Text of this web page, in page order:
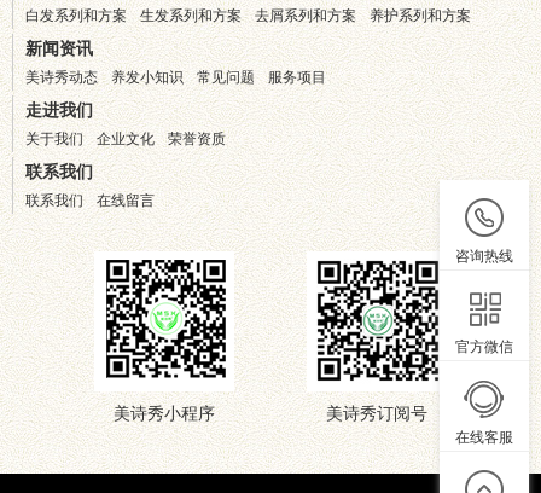
白发系列和方案 生发系列和方案 去屑系列和方案 养护系列和方案
新闻资讯
美诗秀动态 养发小知识 常见问题 服务项目
走进我们
关于我们 企业文化 荣誉资质
联系我们
联系我们 在线留言
美诗秀小程序 美诗秀订阅号
咨询热线
官方微信
在线客服